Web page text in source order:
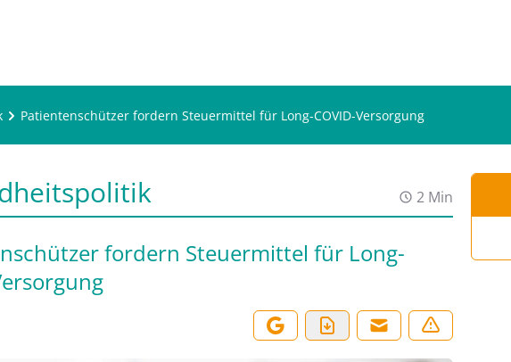
Patientenschützer fordern Steuermittel für Long-COVID-Versorgung
2 Min
fordern Steuermittel für Long-